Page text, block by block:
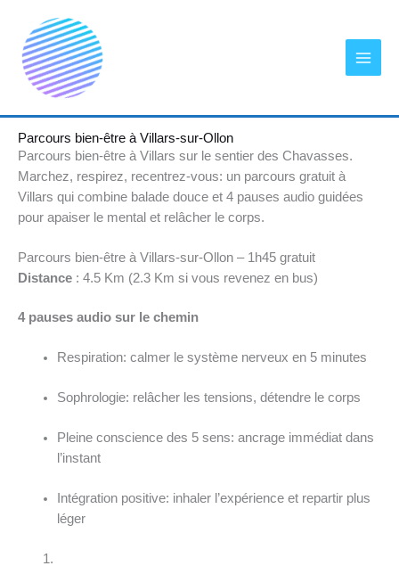
contenu
Parcours bien-être à Villars-sur-Ollon
Parcours bien-être à Villars sur le sentier des Chavasses.
Marchez, respirez, recentrez-vous: un parcours gratuit à
Villars qui combine balade douce et 4 pauses audio guidées
pour apaiser le mental et relâcher le corps.
Parcours bien-être à Villars-sur-Ollon – 1h45 gratuit
Distance : 4.5 Km (2.3 Km si vous revenez en bus)
4 pauses audio sur le chemin
Respiration: calmer le système nerveux en 5 minutes
Sophrologie: relâcher les tensions, détendre le corps
Pleine conscience des 5 sens: ancrage immédiat dans
l’instant
Intégration positive: inhaler l’expérience et repartir plus
léger